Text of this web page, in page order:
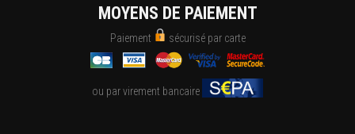
MOYENS DE PAIEMENT
Paiement sécurisé par carte
ou par virement bancaire